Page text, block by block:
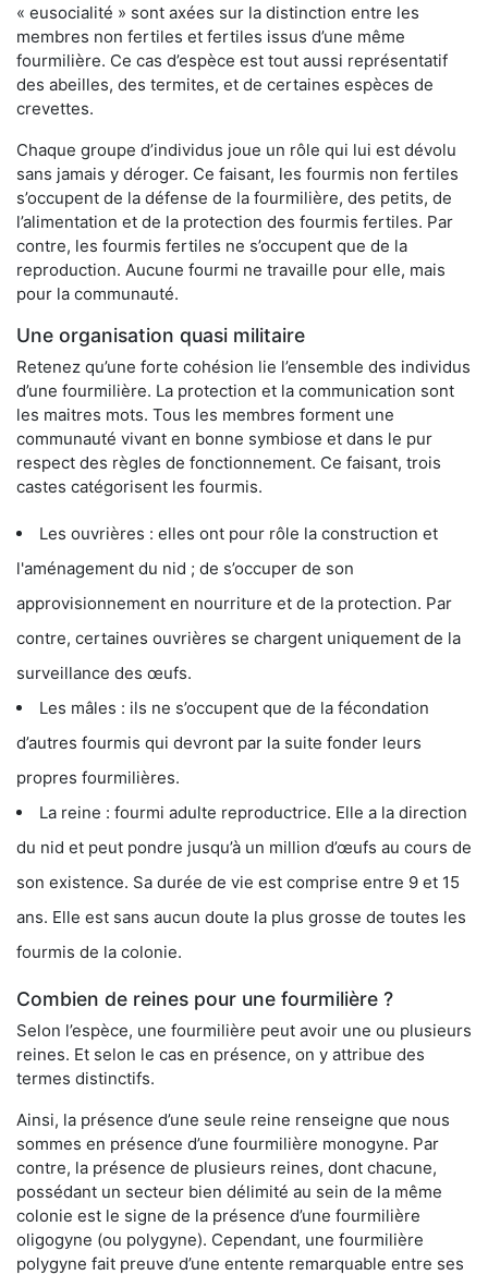
« eusocialité » sont axées sur la distinction entre les
membres non fertiles et fertiles issus d’une même
fourmilière. Ce cas d’espèce est tout aussi représentatif
des abeilles, des termites, et de certaines espèces de
crevettes.
Chaque groupe d’individus joue un rôle qui lui est dévolu
sans jamais y déroger. Ce faisant, les fourmis non fertiles
s’occupent de la défense de la fourmilière, des petits, de
l’alimentation et de la protection des fourmis fertiles. Par
contre, les fourmis fertiles ne s’occupent que de la
reproduction. Aucune fourmi ne travaille pour elle, mais
pour la communauté.
Une organisation quasi militaire
Retenez qu’une forte cohésion lie l’ensemble des individus
d’une fourmilière. La protection et la communication sont
les maitres mots. Tous les membres forment une
communauté vivant en bonne symbiose et dans le pur
respect des règles de fonctionnement. Ce faisant, trois
castes catégorisent les fourmis.
Les ouvrières : elles ont pour rôle la construction et
l'aménagement du nid ; de s’occuper de son
approvisionnement en nourriture et de la protection. Par
contre, certaines ouvrières se chargent uniquement de la
surveillance des œufs.
Les mâles : ils ne s’occupent que de la fécondation
d’autres fourmis qui devront par la suite fonder leurs
propres fourmilières.
La reine : fourmi adulte reproductrice. Elle a la direction
du nid et peut pondre jusqu’à un million d’œufs au cours de
son existence. Sa durée de vie est comprise entre 9 et 15
ans. Elle est sans aucun doute la plus grosse de toutes les
fourmis de la colonie.
Combien de reines pour une fourmilière ?
Selon l’espèce, une fourmilière peut avoir une ou plusieurs
reines. Et selon le cas en présence, on y attribue des
termes distinctifs.
Ainsi, la présence d’une seule reine renseigne que nous
sommes en présence d’une fourmilière monogyne. Par
contre, la présence de plusieurs reines, dont chacune,
possédant un secteur bien délimité au sein de la même
colonie est le signe de la présence d’une fourmilière
oligogyne (ou polygyne). Cependant, une fourmilière
polygyne fait preuve d’une entente remarquable entre ses